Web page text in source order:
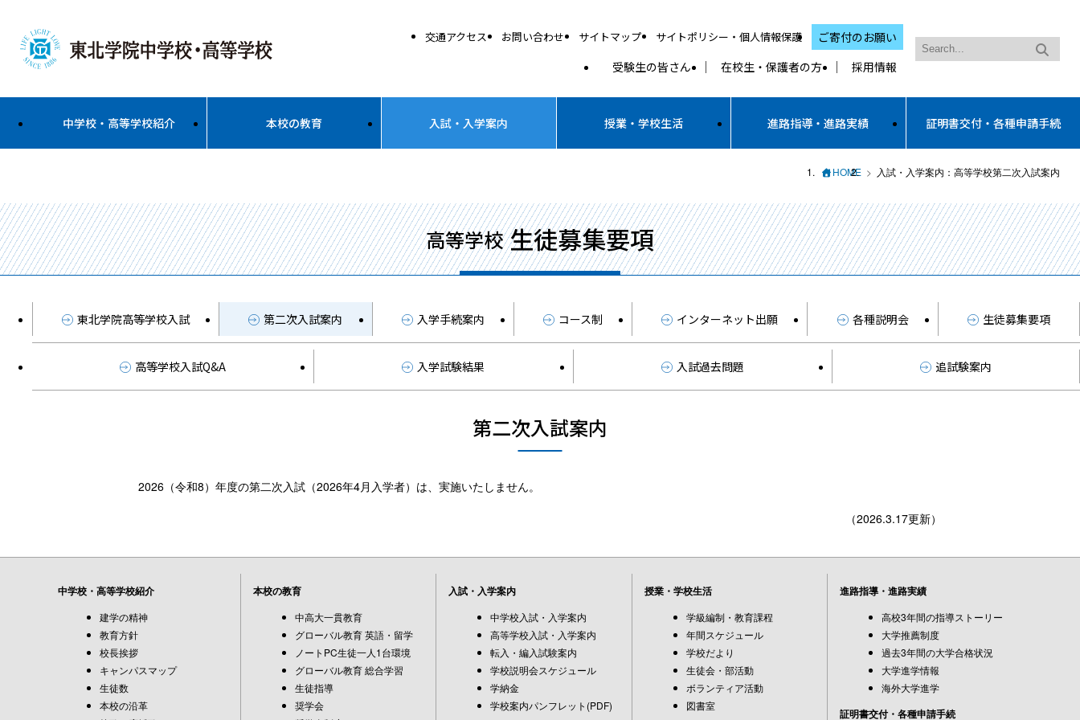
交通アクセス お問い合わせ サイトマップ サイトポリシー・個人情報保護
ご寄付のお願い
受験生の皆さん
在校生・保護者の方 採用情報
中学校・高等学校紹介 本校の教育 入試・入学案内 授業・学校生活 進路指導・進路実績 証明書交付・各種申請手続
HOME 入試・入学案内：高等学校第二次入試案内
高等学校 生徒募集要項
東北学院高等学校入試 第二次入試案内 入学手続案内 コース制 インターネット出願 各種説明会 生徒募集要項
高等学校入試Q&A 入学試験結果 入試過去問題 追試験案内
第二次入試案内
2026（令和8）年度の第二次入試（2026年4月入学者）は、実施いたしません。
（2026.3.17更新）
中学校・高等学校紹介
建学の精神
教育方針
校長挨拶
キャンパスマップ
生徒数
本校の沿革
本校の教育
中高大一貫教育
グローバル教育 英語・留学
ノートPC生徒一人1台環境
グローバル教育 総合学習
生徒指導
奨学会
入試・入学案内
中学校入試・入学案内
高等学校入試・入学案内
転入・編入試験案内
学校説明会スケジュール
学納金
学校案内パンフレット(PDF)
授業・学校生活
学級編制・教育課程
年間スケジュール
学校だより
生徒会・部活動
ボランティア活動
図書室
進路指導・進路実績
高校3年間の指導ストーリー
大学推薦制度
過去3年間の大学合格状況
大学進学情報
海外大学進学
証明書交付・各種申請手続